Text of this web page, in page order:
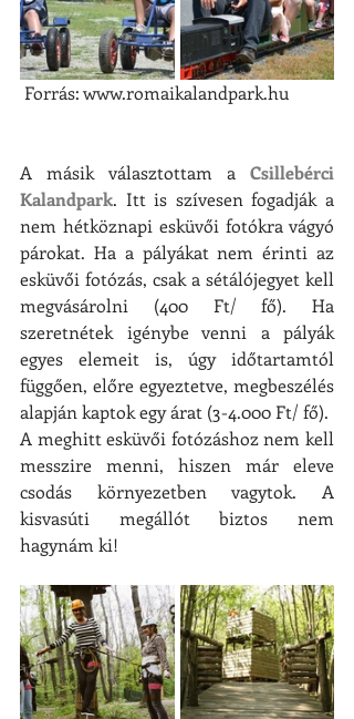
Forrás: www.romaikalandpark.hu
A másik választottam a Csillebérci
Kalandpark. Itt is szívesen fogadják a
nem hétköznapi esküvői fotókra vágyó
párokat. Ha a pályákat nem érinti az
esküvői fotózás, csak a sétálójegyet kell
megvásárolni (400 Ft/ fő). Ha
szeretnétek igénybe venni a pályák
egyes elemeit is, úgy időtartamtól
függően, előre egyeztetve, megbeszélés
alapján kaptok egy árat (3-4.000 Ft/ fő).
A meghitt esküvői fotózáshoz nem kell
messzire menni, hiszen már eleve
csodás környezetben vagytok. A
kisvasúti megállót biztos nem
hagynám ki!